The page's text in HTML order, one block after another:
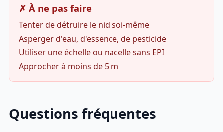
✗ À ne pas faire
Tenter de détruire le nid soi-même
Asperger d'eau, d'essence, de pesticide
Utiliser une échelle ou nacelle sans EPI
Approcher à moins de 5 m
Questions fréquentes